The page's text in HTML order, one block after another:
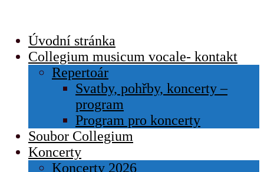
Úvodní stránka
Collegium musicum vocale- kontakt
Repertoár
Svatby, pohřby, koncerty –
program
Program pro koncerty
Soubor Collegium
Koncerty
Koncerty 2026